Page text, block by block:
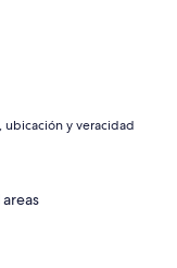
ubicación y veracidad